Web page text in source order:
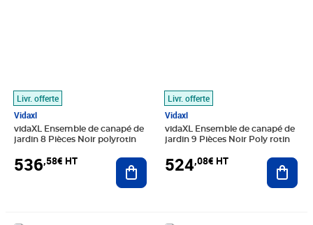
Livr. offerte
Vidaxl
vidaXL Ensemble de canapé de
jardin 8 Pièces Noir polyrotin
536,58€ HT Ajouter au panier
Livr. offerte
Vidaxl
vidaXL Ensemble de canapé de
jardin 9 Pièces Noir Poly rotin
524,08€ HT